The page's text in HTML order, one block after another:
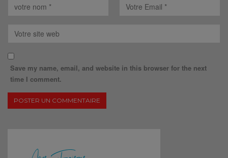
Save my name, email, and website in this browser for the next
time I comment.